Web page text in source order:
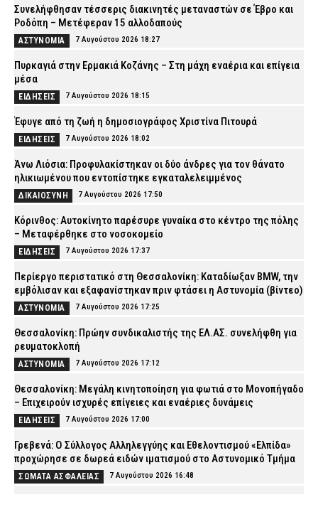
Συνελήφθησαν τέσσερις διακινητές μεταναστών σε Έβρο και
Ροδόπη – Μετέφεραν 15 αλλοδαπούς
ΑΣΤΥΝΟΜΙΑ 7 Αυγούστου 2026 18:27
Πυρκαγιά στην Ερμακιά Κοζάνης – Στη μάχη εναέρια και επίγεια
μέσα
ΕΙΔΗΣΕΙΣ 7 Αυγούστου 2026 18:15
Έφυγε από τη ζωή η δημοσιογράφος Χριστίνα Πιτουρά
ΕΙΔΗΣΕΙΣ 7 Αυγούστου 2026 18:02
Άνω Λιόσια: Προφυλακίστηκαν οι δύο άνδρες για τον θάνατο
ηλικιωμένου που εντοπίστηκε εγκαταλελειμμένος
ΔΙΚΑΙΟΣΥΝΗ 7 Αυγούστου 2026 17:50
Κόρινθος: Αυτοκίνητο παρέσυρε γυναίκα στο κέντρο της πόλης
– Μεταφέρθηκε στο νοσοκομείο
ΕΙΔΗΣΕΙΣ 7 Αυγούστου 2026 17:37
Περίεργο περιστατικό στη Θεσσαλονίκη: Καταδίωξαν BMW, την
εμβόλισαν και εξαφανίστηκαν πριν φτάσει η Αστυνομία (βίντεο)
ΑΣΤΥΝΟΜΙΑ 7 Αυγούστου 2026 17:25
Θεσσαλονίκη: Πρώην συνδικαλιστής της ΕΛ.ΑΣ. συνελήφθη για
ρευματοκλοπή
ΑΣΤΥΝΟΜΙΑ 7 Αυγούστου 2026 17:12
Θεσσαλονίκη: Μεγάλη κινητοποίηση για φωτιά στο Μονοπήγαδο
– Επιχειρούν ισχυρές επίγειες και εναέριες δυνάμεις
ΕΙΔΗΣΕΙΣ 7 Αυγούστου 2026 17:00
Γρεβενά: Ο Σύλλογος Αλληλεγγύης και Εθελοντισμού «Ελπίδα»
προχώρησε σε δωρεά ειδών ιματισμού στο Αστυνομικό Τμήμα
ΣΩΜΑΤΑ ΑΣΦΑΛΕΙΑΣ 7 Αυγούστου 2026 16:48